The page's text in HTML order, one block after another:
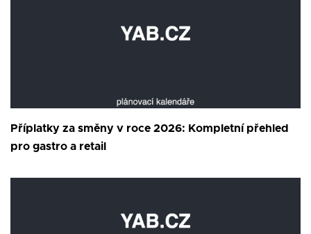
Příplatky za směny v roce 2026: Kompletní přehled
pro gastro a retail